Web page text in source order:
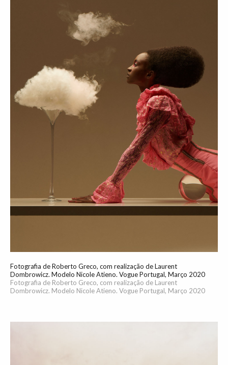
Fotografia de Roberto Greco, com realização de Laurent
Dombrowicz. Modelo Nicole Atieno. Vogue Portugal, Março 2020
Fotografia de Roberto Greco, com realização de Laurent
Dombrowicz. Modelo Nicole Atieno. Vogue Portugal, Março 2020